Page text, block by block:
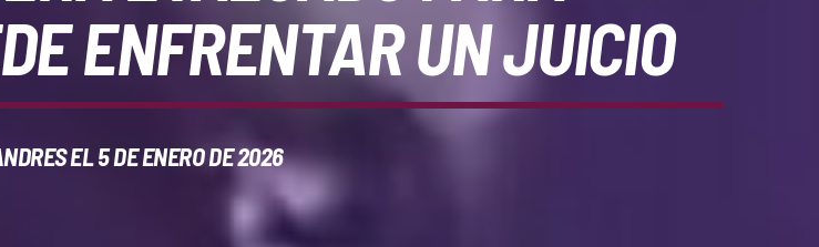
ENFRENTAR UN JUICIO
EL 5 DE ENERO DE 2026